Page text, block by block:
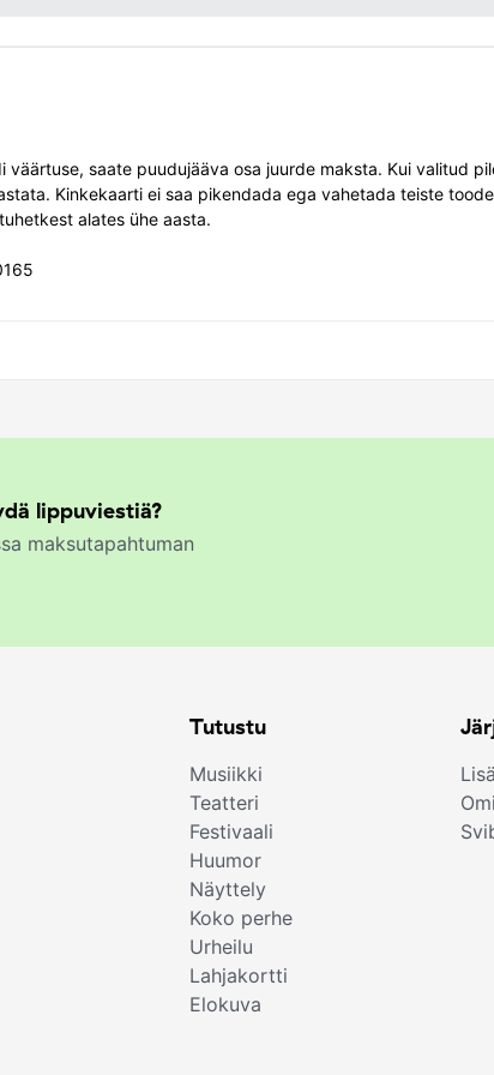
saate puudujääva osa juurde maksta. Kui valitud
Kinkekaarti ei saa pikendada ega vahetada teiste
alates ühe aasta.
lippuviestiä?
maksutapahtuman
Tutustu
Musiikki
Teatteri
Festivaali
Huumor
Näyttely
Koko perhe
Urheilu
Lahjakortti
Elokuva